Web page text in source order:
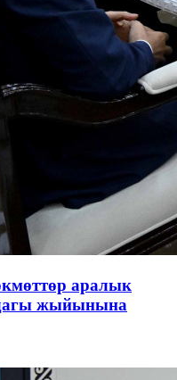
аралык
жыйынына